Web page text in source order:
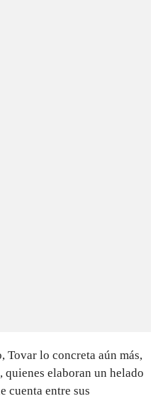
Tovar lo concreta aún más,
, quienes elaboran un helado
cuenta entre sus